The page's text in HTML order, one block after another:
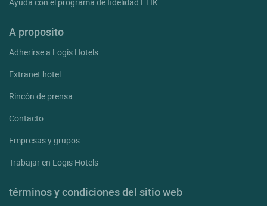
Ayuda con el programa de fidelidad ETIK
A proposito
Adherirse a Logis Hotels
Extranet hotel
Rincón de prensa
Contacto
Empresas y grupos
Trabajar en Logis Hotels
términos y condiciones del sitio web